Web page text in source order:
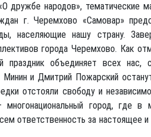
дружбе народов», тематические
г. Черемхово «Самовар»
населяющие нашу страну.
города Черемхово. Как
праздник объединяет всех нас,
и Дмитрий Пожарский
отстояли свободу и
многонациональный город, где
ответственность за настоящее